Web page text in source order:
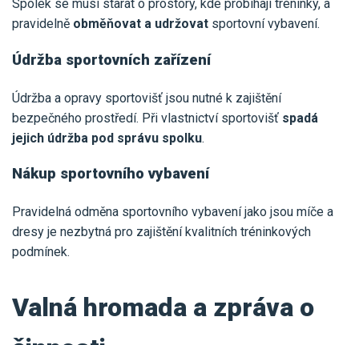
Spolek se musí starat o prostory, kde probíhají tréninky, a
pravidelně obměňovat a udržovat sportovní vybavení.
Údržba sportovních zařízení
Údržba a opravy sportovišť jsou nutné k zajištění
bezpečného prostředí. Při vlastnictví sportovišť spadá
jejich údržba pod správu spolku.
Nákup sportovního vybavení
Pravidelná odměna sportovního vybavení jako jsou míče a
dresy je nezbytná pro zajištění kvalitních tréninkových
podmínek.
Valná hromada a zpráva o